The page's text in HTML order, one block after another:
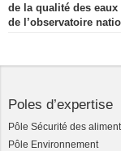
de la qualité des
de l’observatoire
Poles d’expertise
Pôle Sécurité des
Pôle Environnement